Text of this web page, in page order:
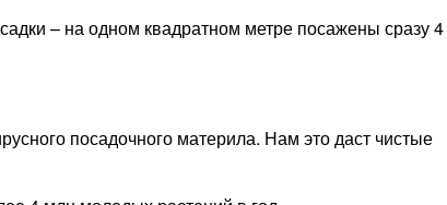
– на одном квадратном метре посажены сразу 4
посадочного материла. Нам это даст чистые